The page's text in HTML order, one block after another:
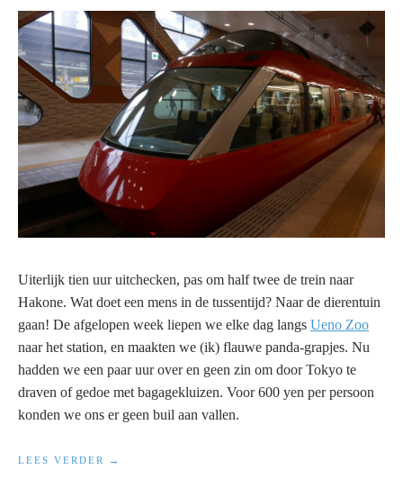
Uiterlijk tien uur uitchecken, pas om half twee de trein naar
Hakone. Wat doet een mens in de tussentijd? Naar de dierentuin
gaan! De afgelopen week liepen we elke dag langs Ueno Zoo
naar het station, en maakten we (ik) flauwe panda-grapjes. Nu
hadden we een paar uur over en geen zin om door Tokyo te
draven of gedoe met bagagekluizen. Voor 600 yen per persoon
konden we ons er geen buil aan vallen.
LEES VERDER
“JAPANREIS